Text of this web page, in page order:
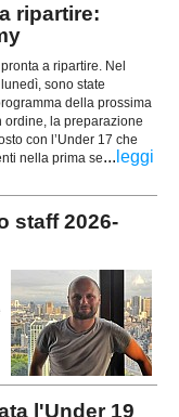
ripartire:
a ripartire. Nel
sono state
della prossima
ordine, la preparazione
con l’Under 17 che
nella prima se... leggi
staff 2026-
l'Under 19